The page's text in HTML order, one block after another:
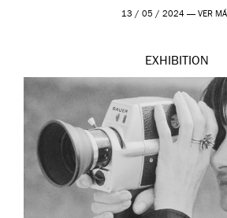
[…]
13 / 05 / 2024 — VER
EXHIBITION